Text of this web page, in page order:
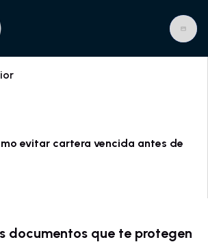
evitar cartera vencida antes de
documentos que te protegen